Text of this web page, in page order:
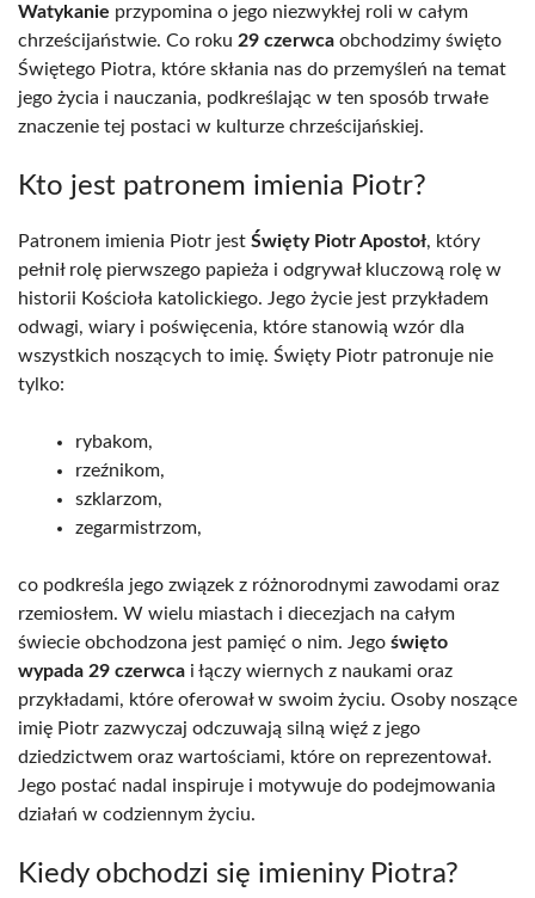
Watykanie przypomina o jego niezwykłej roli w całym
chrześcijaństwie. Co roku 29 czerwca obchodzimy święto
Świętego Piotra, które skłania nas do przemyśleń na temat
jego życia i nauczania, podkreślając w ten sposób trwałe
znaczenie tej postaci w kulturze chrześcijańskiej.
Kto jest patronem imienia Piotr?
Patronem imienia Piotr jest Święty Piotr Apostoł, który
pełnił rolę pierwszego papieża i odgrywał kluczową rolę w
historii Kościoła katolickiego. Jego życie jest przykładem
odwagi, wiary i poświęcenia, które stanowią wzór dla
wszystkich noszących to imię. Święty Piotr patronuje nie
tylko:
rybakom,
rzeźnikom,
szklarzom,
zegarmistrzom,
co podkreśla jego związek z różnorodnymi zawodami oraz
rzemiosłem. W wielu miastach i diecezjach na całym
świecie obchodzona jest pamięć o nim. Jego święto
wypada 29 czerwca i łączy wiernych z naukami oraz
przykładami, które oferował w swoim życiu. Osoby noszące
imię Piotr zazwyczaj odczuwają silną więź z jego
dziedzictwem oraz wartościami, które on reprezentował.
Jego postać nadal inspiruje i motywuje do podejmowania
działań w codziennym życiu.
Kiedy obchodzi się imieniny Piotra?